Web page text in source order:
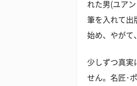
れた男(ユア
筆を入れて出
始め、やがて
少しずつ真実
せん。名匠･